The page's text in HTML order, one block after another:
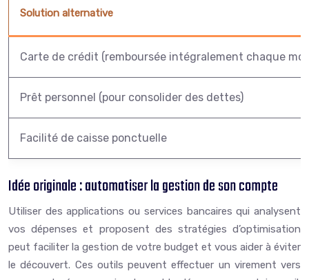
Solution alternative
Carte de crédit (remboursée intégralement chaque
Prêt personnel (pour consolider des dettes)
Facilité de caisse ponctuelle
Idée originale : automatiser la gestion de son compte
Utiliser des applications ou services bancaires qui analysent
vos dépenses et proposent des stratégies d’optimisation
peut faciliter la gestion de votre budget et vous aider à éviter
le découvert. Ces outils peuvent effectuer un virement vers